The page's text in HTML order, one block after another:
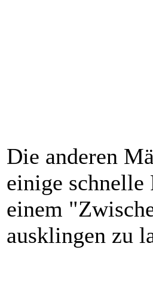
Die anderen
einige schnelle
einem
ausklingen zu